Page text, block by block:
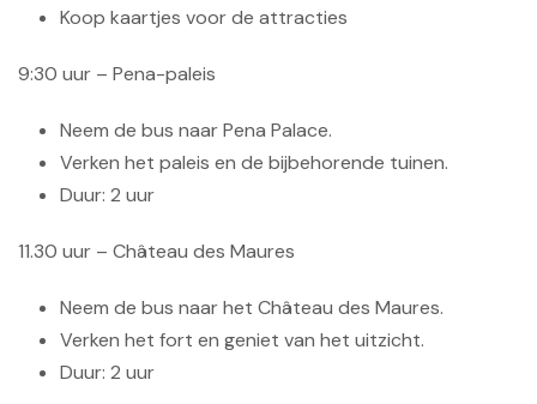
Koop kaartjes voor de attracties
9:30 uur – Pena-paleis
Neem de bus naar Pena Palace.
Verken het paleis en de bijbehorende tuinen.
Duur: 2 uur
11.30 uur – Château des Maures
Neem de bus naar het Château des Maures.
Verken het fort en geniet van het uitzicht.
Duur: 2 uur